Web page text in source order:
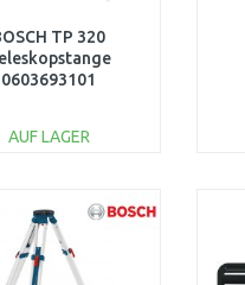
TP 320
0603693101
AUF LAGER
Vergleichen